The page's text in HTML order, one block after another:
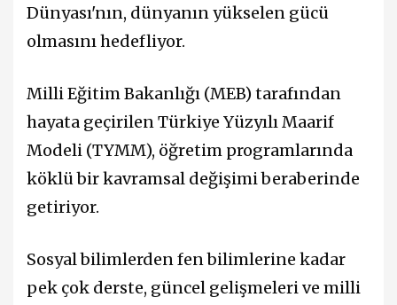
Dünyası'nın, dünyanın yükselen gücü
olmasını hedefliyor.
Milli Eğitim Bakanlığı (MEB) tarafından
hayata geçirilen Türkiye Yüzyılı Maarif
Modeli (TYMM), öğretim programlarında
köklü bir kavramsal değişimi beraberinde
getiriyor.
Sosyal bilimlerden fen bilimlerine kadar
pek çok derste, güncel gelişmeleri ve milli